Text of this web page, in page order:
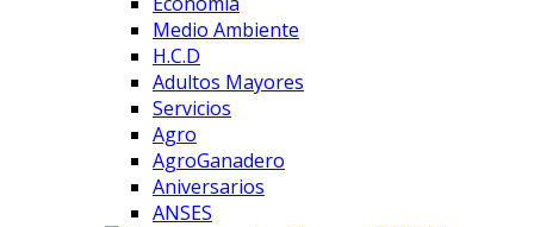
Medio Ambiente
H.C.D
Adultos Mayores
Servicios
Agro
AgroGanadero
Aniversarios
ANSES